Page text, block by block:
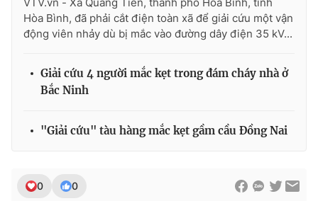
Ðiện thoại Thời báo VTV: 024.66 897 897
Email:
toasoan@vtv.vn
Hòa Bình, đã phải cắt điện toàn xã để giải cứu một vận
động viên nhảy dù bị mắc vào đường dây điện 35 kV...
Giải cứu 4 người mắc kẹt trong đám cháy nhà ở
Bắc Ninh
"Giải cứu" tàu hàng mắc kẹt gầm cầu Đồng Nai
0 0